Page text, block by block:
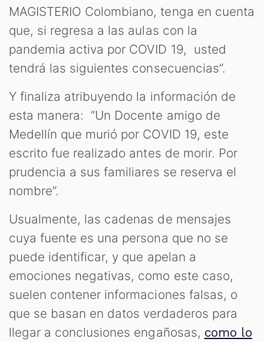
MAGISTERIO Colombiano, tenga en cuenta
que, si regresa a las aulas con la
pandemia activa por COVID 19, usted
tendrá las siguientes consecuencias”.
Y finaliza atribuyendo la información de
esta manera: “Un Docente amigo de
Medellín que murió por COVID 19, este
escrito fue realizado antes de morir. Por
prudencia a sus familiares se reserva el
nombre”.
Usualmente, las cadenas de mensajes
cuya fuente es una persona que no se
puede identificar, y que apelan a
emociones negativas, como este caso,
suelen contener informaciones falsas, o
que se basan en datos verdaderos para
llegar a conclusiones engañosas, como lo